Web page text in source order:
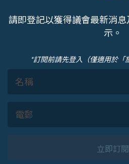
請即登記以獲得議會最新消
示。
*訂閱前請先登入（僅適用於「
立即訂閱